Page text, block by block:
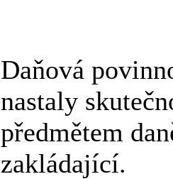
Daňová
nastaly
předmětem
zakládající.